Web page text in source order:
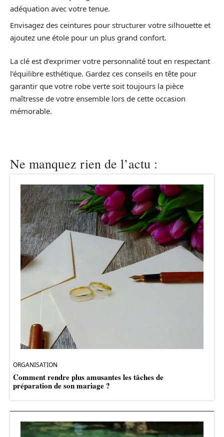
adéquation avec votre tenue.
Envisagez des ceintures pour structurer votre silhouette et
ajoutez une étole pour un plus grand confort.
La clé est d’exprimer votre personnalité tout en respectant
l’équilibre esthétique. Gardez ces conseils en tête pour
garantir que votre robe verte soit toujours la pièce
maîtresse de votre ensemble lors de cette occasion
mémorable.
Ne manquez rien de l’actu :
ORGANISATION
Comment rendre plus amusantes les tâches de
préparation de son mariage ?